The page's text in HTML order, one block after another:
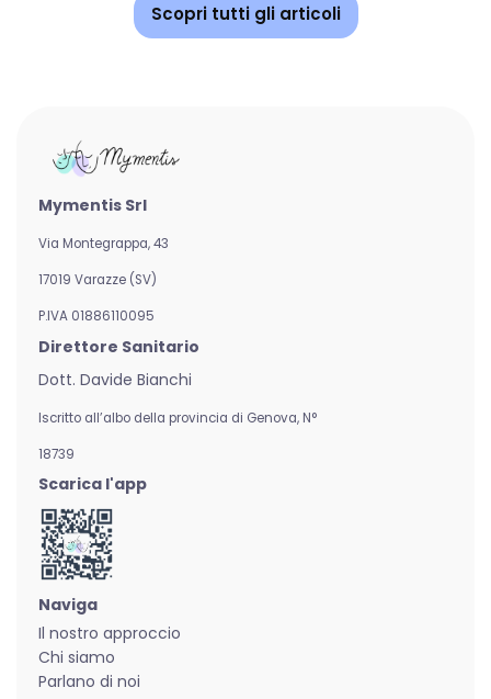
Scopri tutti gli articoli
Mymentis Srl
Via Montegrappa, 43
17019 Varazze (SV)
P.IVA 01886110095
Direttore Sanitario
Dott. Davide Bianchi
Iscritto all’albo della provincia di Genova, N°
18739
Scarica l'app
Naviga
Il nostro approccio
Chi siamo
Parlano di noi